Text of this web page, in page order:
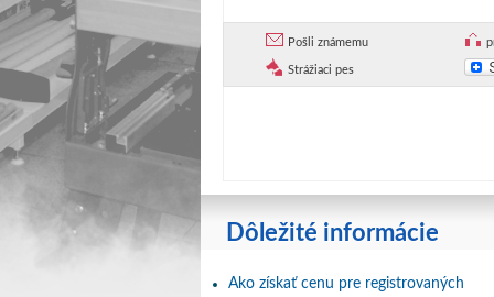
Pošli známemu
Strážiaci pes
Dôležité informácie
Ako získať cenu pre registrovaných